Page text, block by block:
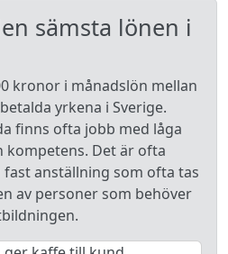
sämsta lönen i
kronor i månadslön mellan
yrkena i Sverige.
finns ofta jobb med låga
kompetens. Det är ofta
anställning som ofta tas
av personer som behöver